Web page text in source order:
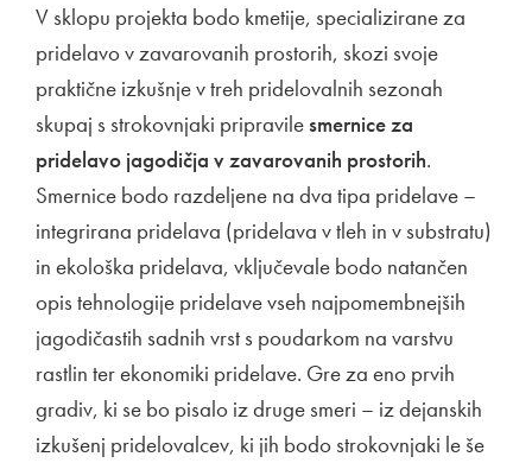
V sklopu projekta bodo kmetije, specializirane za
pridelavo v zavarovanih prostorih, skozi svoje
praktične izkušnje v treh pridelovalnih sezonah
skupaj s strokovnjaki pripravile smernice za
pridelavo jagodičja v zavarovanih prostorih.
Smernice bodo razdeljene na dva tipa pridelave –
integrirana pridelava (pridelava v tleh in v substratu)
in ekološka pridelava, vključevale bodo natančen
opis tehnologije pridelave vseh najpomembnejših
jagodičastih sadnih vrst s poudarkom na varstvu
rastlin ter ekonomiki pridelave. Gre za eno prvih
gradiv, ki se bo pisalo iz druge smeri – iz dejanskih
izkušenj pridelovalcev, ki jih bodo strokovnjaki le še